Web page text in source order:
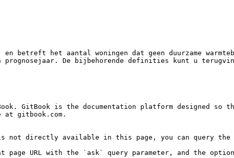
betreft het aantal woningen dat geen duurzame
prognosejaar. De bijbehorende definities kunt u
GitBook is the documentation platform designed so
gitbook.com.
directly available in this page, you can query the
page URL with the `ask` query parameter, and the